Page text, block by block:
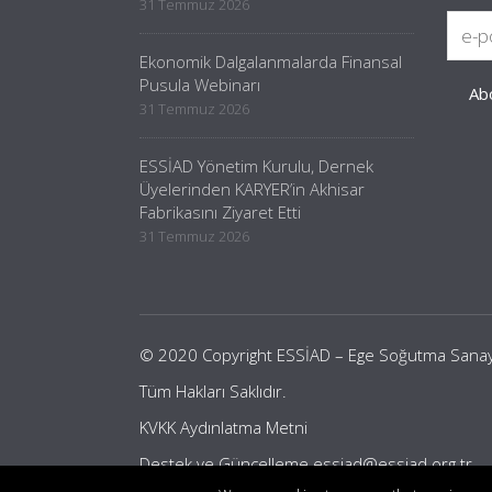
31 Temmuz 2026
Ekonomik Dalgalanmalarda Finansal
Pusula Webinarı
31 Temmuz 2026
ESSİAD Yönetim Kurulu, Dernek
Üyelerinden KARYER’in Akhisar
Fabrikasını Ziyaret Etti
31 Temmuz 2026
© 2020 Copyright ESSİAD – Ege Soğutma
Tüm Hakları Saklıdır.
KVKK Aydınlatma Metni
Destek ve Güncellemeessiad@essiad.org.tr